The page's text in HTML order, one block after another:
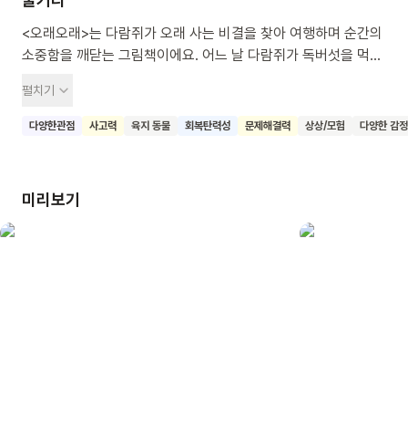
<오래오래>는 다람쥐가 오래 사는 비결을 찾아 여행하며 순간의
소중함을 깨닫는 그림책이에요. 어느 날 다람쥐가 독버섯을 먹고
학, 거북이, 소나무 등을 만나며 더 오래 사는 존재들을 알게
되고, 결국 산에 도착해요. 하지만 산도 답을 주지 못하고, 대신
사는 것보다 지금 이 순간을 소중히 여기는 것의 중요성을
펼치기
다양한관점 사고력 육지 동물 회복탄력성 문제해결력 상상/모험 다양한 감정
미리보기